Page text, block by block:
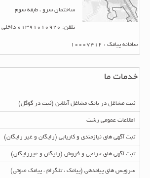
ساختمان سرو ، طبقه سوم
تلفن: 01391010920 داخلی 1
سامانه پیامک : 10007412
خدمات ما
ثبت مشاغل در بانک مشاغل آنلاین (ثبت در گوگل)
اطلاعات عمومی رشت
ثبت آگهی های نیازمندی و کاریابی (رایگان و غیر رایگان)
ثبت آگهی های حراجی و فروش (رایگان و غیررایگان)
سرویس های پیامدهی (پیامک ، تلگرام ، پیامک صوتی)